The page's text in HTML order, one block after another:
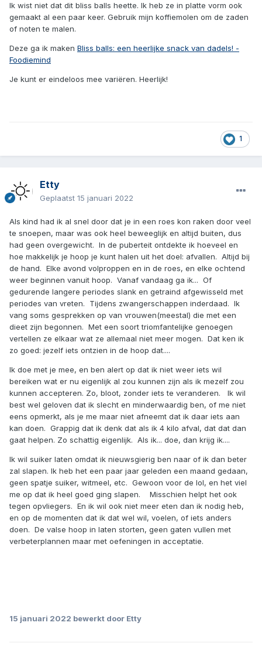
Ik wist niet dat dit bliss balls heette. Ik heb ze in platte vorm ook
gemaakt al een paar keer. Gebruik mijn koffiemolen om de zaden
of noten te malen.
Deze ga ik maken Bliss balls: een heerlijke snack van dadels! -
Foodiemind
Je kunt er eindeloos mee variëren. Heerlijk!
1
Etty
Geplaatst 15 januari 2022
Als kind had ik al snel door dat je in een roes kon raken door veel
te snoepen, maar was ook heel beweeglijk en altijd buiten, dus
had geen overgewicht. In de puberteit ontdekte ik hoeveel en
hoe makkelijk je hoop je kunt halen uit het doel: afvallen. Altijd bij
de hand. Elke avond volproppen en in de roes, en elke ochtend
weer beginnen vanuit hoop. Vanaf vandaag ga ik... Of
gedurende langere periodes slank en getraind afgewisseld met
periodes van vreten. Tijdens zwangerschappen inderdaad. Ik
vang soms gesprekken op van vrouwen(meestal) die met een
dieet zijn begonnen. Met een soort triomfantelijke genoegen
vertellen ze elkaar wat ze allemaal niet meer mogen. Dat ken ik
zo goed: jezelf iets ontzien in de hoop dat....
Ik doe met je mee, en ben alert op dat ik niet weer iets wil
bereiken wat er nu eigenlijk al zou kunnen zijn als ik mezelf zou
kunnen accepteren. Zo, bloot, zonder iets te veranderen. Ik wil
best wel geloven dat ik slecht en minderwaardig ben, of me niet
eens opmerkt, als je me maar niet afneemt dat ik daar iets aan
kan doen. Grappig dat ik denk dat als ik 4 kilo afval, dat dat dan
gaat helpen. Zo schattig eigenlijk. Als ik... doe, dan krijg ik....
Ik wil suiker laten omdat ik nieuwsgierig ben naar of ik dan beter
zal slapen. Ik heb het een paar jaar geleden een maand gedaan,
geen spatje suiker, witmeel, etc. Gewoon voor de lol, en het viel
me op dat ik heel goed ging slapen. Misschien helpt het ook
tegen opvliegers. En ik wil ook niet meer eten dan ik nodig heb,
en op de momenten dat ik dat wel wil, voelen, of iets anders
doen. De valse hoop in laten storten, geen gaten vullen met
verbeterplannen maar met oefeningen in acceptatie.
15 januari 2022 bewerkt door Etty